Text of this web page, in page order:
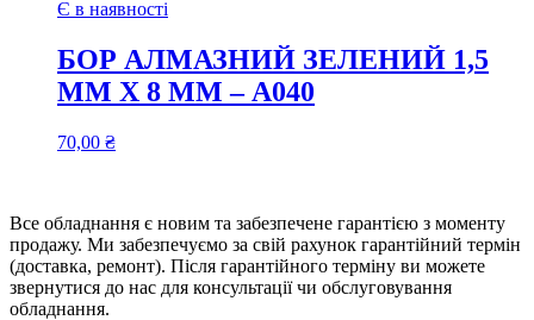
Є в наявності
БОР АЛМАЗНИЙ ЗЕЛЕНИЙ 1,5
ММ Х 8 ММ – А040
70,00 ₴
Все обладнання є новим та забезпечене гарантією з моменту
продажу. Ми забезпечуємо за свій рахунок гарантійний термін
(доставка, ремонт). Після гарантійного терміну ви можете
звернутися до нас для консультації чи обслуговування
обладнання.